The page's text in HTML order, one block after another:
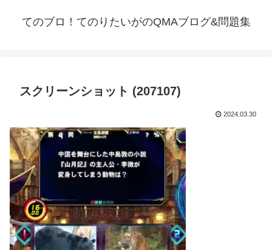
てのブロ！てのりたいがのQMAブログ&問題集
スクリーンショット (207107)
2024.03.30